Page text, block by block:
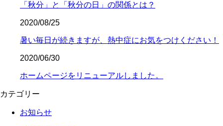
「秋分」と「秋分の日」の関係とは？
2020/08/25
暑い毎日が続きますが、熱中症にお気をつけください！
2020/06/30
ホームページをリニューアルしました。
カテゴリー
お知らせ